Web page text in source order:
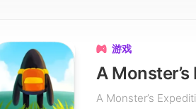
工
具
系
统
 游戏
A
A Monster’s